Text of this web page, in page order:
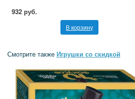
932 руб.
В корзину
Смотрите также Игрушки со скидкой